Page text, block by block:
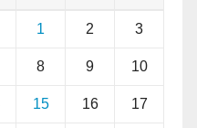
1 2 3
8 9 10
15 16 17